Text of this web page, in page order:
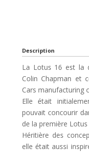
Description
La Lotus 16 est la
Colin Chapman et
Cars manufacturing
Elle était
pouvait concourir
de la première
Héritière des
elle était aussi